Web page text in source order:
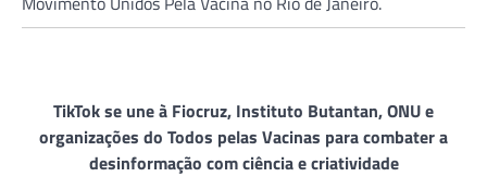
TikTok se une à Fiocruz, Instituto Butantan, ONU e
organizações do Todos pelas Vacinas para combater a
desinformação com ciência e criatividade